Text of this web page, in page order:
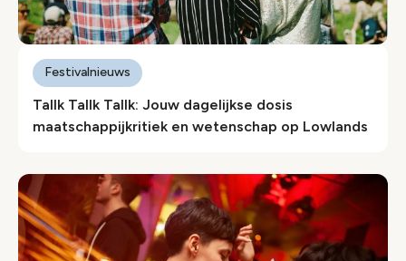
Tallk Tallk Tallk: Jouw dagelijkse dosis
maatschappijkritiek en wetenschap op Lowlands
Festivalnieuws